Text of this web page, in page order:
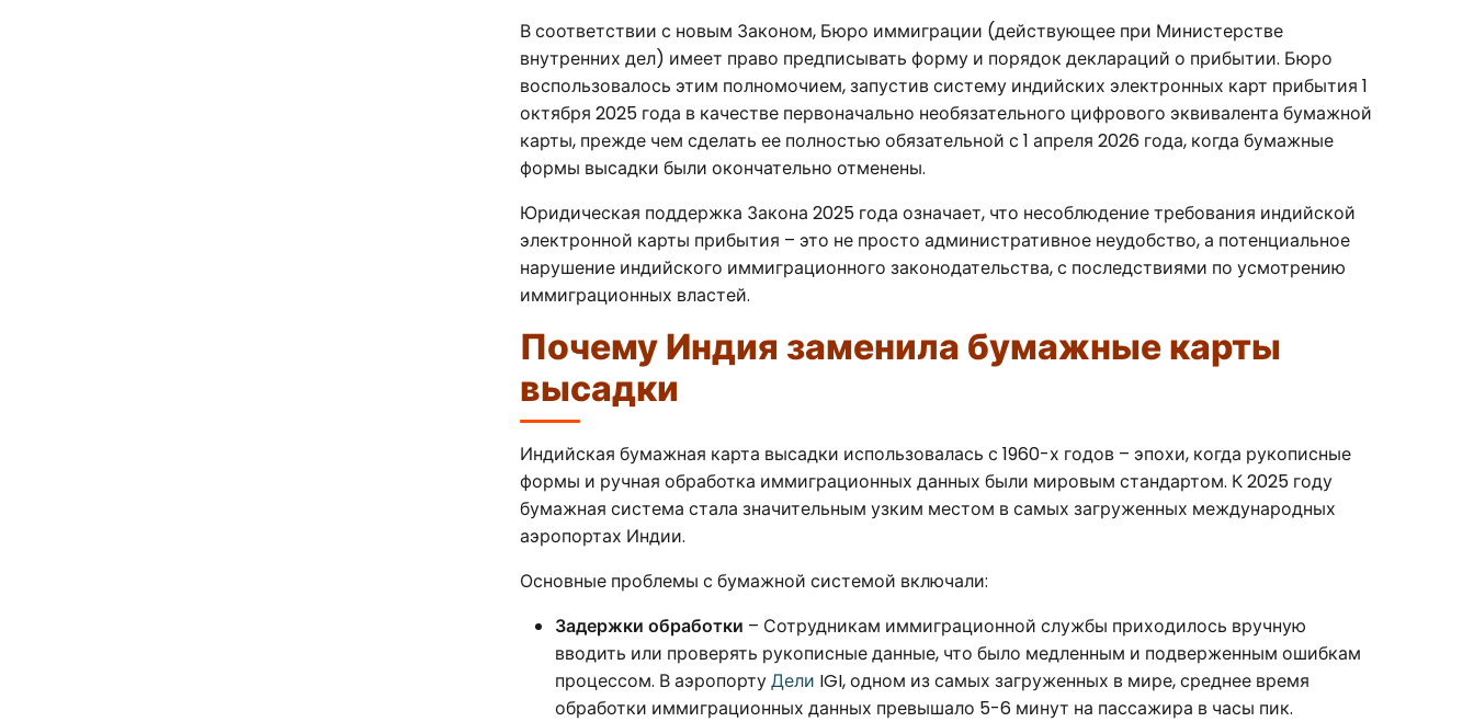
В соответствии с новым Законом, Бюро иммиграции (действующее при Министерстве
внутренних дел) имеет право предписывать форму и порядок деклараций о прибытии. Бюро
воспользовалось этим полномочием, запустив систему индийских электронных карт прибытия 1
октября 2025 года в качестве первоначально необязательного цифрового эквивалента бумажной
карты, прежде чем сделать ее полностью обязательной с 1 апреля 2026 года, когда бумажные
формы высадки были окончательно отменены.
Юридическая поддержка Закона 2025 года означает, что несоблюдение требования индийской
электронной карты прибытия – это не просто административное неудобство, а потенциальное
нарушение индийского иммиграционного законодательства, с последствиями по усмотрению
иммиграционных властей.
Почему Индия заменила бумажные карты
высадки
Индийская бумажная карта высадки использовалась с 1960-х годов – эпохи, когда рукописные
формы и ручная обработка иммиграционных данных были мировым стандартом. К 2025 году
бумажная система стала значительным узким местом в самых загруженных международных
аэропортах Индии.
Основные проблемы с бумажной системой включали:
Задержки обработки – Сотрудникам иммиграционной службы приходилось вручную
вводить или проверять рукописные данные, что было медленным и подверженным ошибкам
процессом. В аэропортуДели IGI, одном из самых загруженных в мире, среднее время
обработки иммиграционных данных превышало 5-6 минут на пассажира в часы пик.